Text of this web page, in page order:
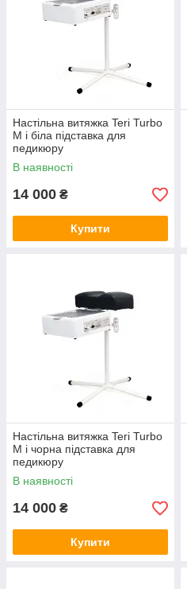
Настільна витяжка Teri Turbo
M і біла підставка для
педикюру
В наявності
14 000 ₴
Купити
Настільна витяжка Teri Turbo
M і чорна підставка для
педикюру
В наявності
14 000 ₴
Купити